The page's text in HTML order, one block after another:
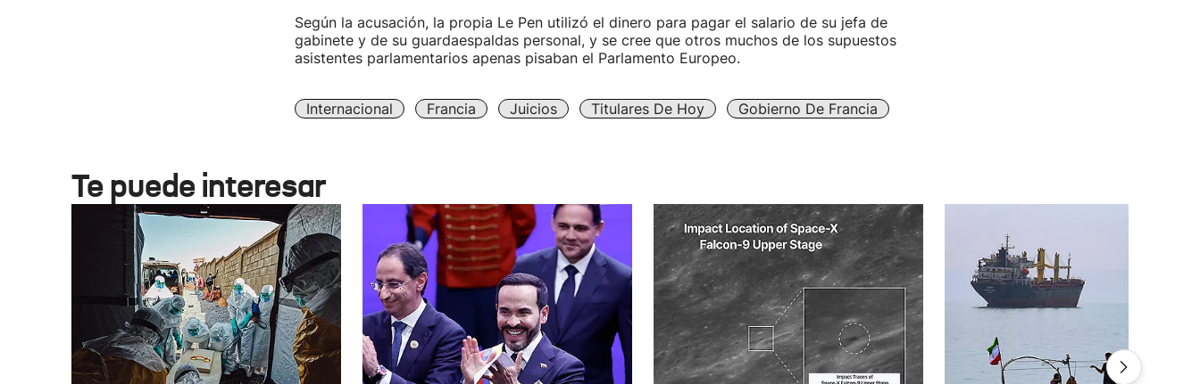
Según la acusación, la propia Le Pen utilizó el dinero para pagar el salario de su jefa de
gabinete y de su guardaespaldas personal, y se cree que otros muchos de los supuestos
asistentes parlamentarios apenas pisaban el Parlamento Europeo.
Internacional Francia Juicios Titulares De Hoy Gobierno De Francia
Te puede interesar